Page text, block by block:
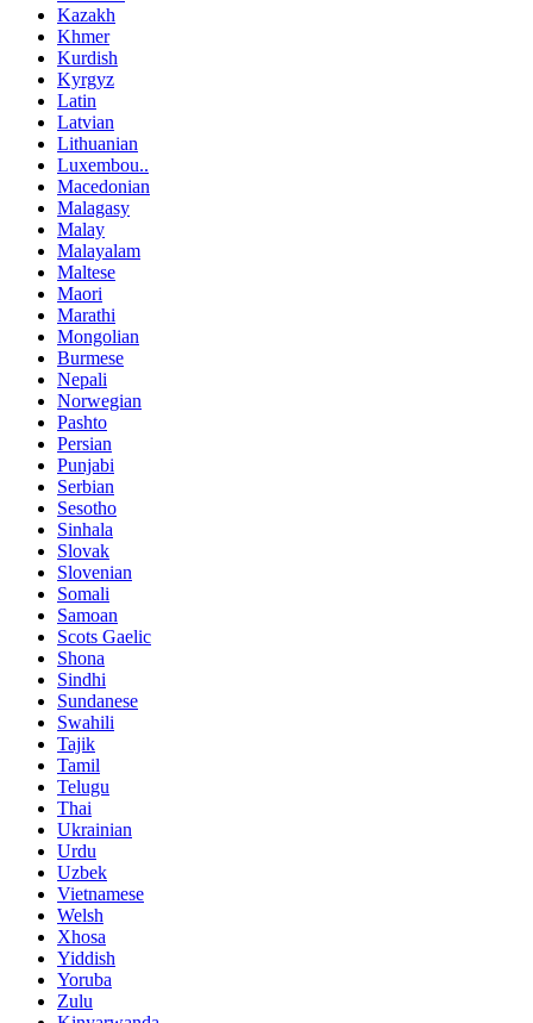
Kazakh
Khmer
Kurdish
Kyrgyz
Latin
Latvian
Lithuanian
Luxembou..
Macedonian
Malagasy
Malay
Malayalam
Maltese
Maori
Marathi
Mongolian
Burmese
Nepali
Norwegian
Pashto
Persian
Punjabi
Serbian
Sesotho
Sinhala
Slovak
Slovenian
Somali
Samoan
Scots Gaelic
Shona
Sindhi
Sundanese
Swahili
Tajik
Tamil
Telugu
Thai
Ukrainian
Urdu
Uzbek
Vietnamese
Welsh
Xhosa
Yiddish
Yoruba
Zulu